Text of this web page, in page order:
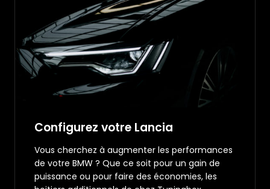
Configurez votre Lancia
Vous cherchez à augmenter les performances
de votre BMW ? Que ce soit pour un gain de
puissance ou pour faire des économies, les